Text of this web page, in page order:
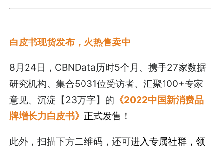
白皮书现货发布，火热售卖中
8月24日，CBNData历时5个月、携手27家数据
研究机构、集合5031位受访者、汇聚100+专家
意见、沉淀【23万字】的 《2022中国新消费品
牌增长力白皮书》 正式发售！
此外，扫描下方二维码，还可进入专属社群，领